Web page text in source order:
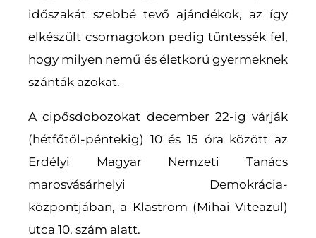
időszakát szebbé tevő ajándékok, az így
elkészült csomagokon pedig tüntessék fel,
hogy milyen nemű és életkorú gyermeknek
szánták azokat.
A cipősdobozokat december 22-ig várják
(hétfőtől-péntekig) 10 és 15 óra között az
Erdélyi Magyar Nemzeti Tanács
marosvásárhelyi Demokrácia-
központjában, a Klastrom (Mihai Viteazul)
utca 10. szám alatt.